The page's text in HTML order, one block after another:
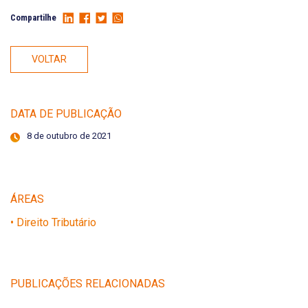
Compartilhe
VOLTAR
DATA DE PUBLICAÇÃO
8 de outubro de 2021
ÁREAS
• Direito Tributário
PUBLICAÇÕES RELACIONADAS